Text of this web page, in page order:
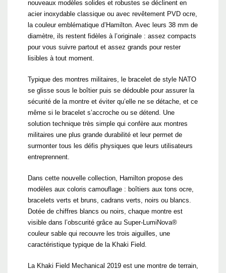
nouveaux modèles solides et robustes se déclinent en
acier inoxydable classique ou avec revêtement PVD ocre,
la couleur emblématique d’Hamilton. Avec leurs 38 mm de
diamètre, ils restent fidèles à l’originale : assez compacts
pour vous suivre partout et assez grands pour rester
lisibles à tout moment.
Typique des montres militaires, le bracelet de style NATO
se glisse sous le boîtier puis se dédouble pour assurer la
sécurité de la montre et éviter qu’elle ne se détache, et ce
même si le bracelet s’accroche ou se détend. Une
solution technique très simple qui confère aux montres
militaires une plus grande durabilité et leur permet de
surmonter tous les défis physiques que leurs utilisateurs
entreprennent.
Dans cette nouvelle collection, Hamilton propose des
modèles aux coloris camouflage : boîtiers aux tons ocre,
bracelets verts et bruns, cadrans verts, noirs ou blancs.
Dotée de chiffres blancs ou noirs, chaque montre est
visible dans l’obscurité grâce au Super-LumiNova®
couleur sable qui recouvre les trois aiguilles, une
caractéristique typique de la Khaki Field.
La Khaki Field Mechanical 2019 est une montre de terrain,